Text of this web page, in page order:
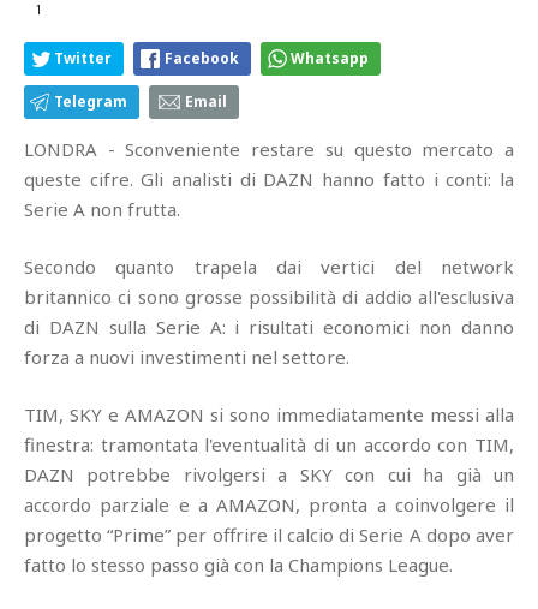
1
Twitter Facebook Whatsapp
Telegram Email
LONDRA - Sconveniente restare su questo mercato a
queste cifre. Gli analisti di DAZN hanno fatto i conti: la
Serie A non frutta.
Secondo quanto trapela dai vertici del network
britannico ci sono grosse possibilità di addio all'esclusiva
di DAZN sulla Serie A: i risultati economici non danno
forza a nuovi investimenti nel settore.
TIM, SKY e AMAZON si sono immediatamente messi alla
finestra: tramontata l'eventualità di un accordo con TIM,
DAZN potrebbe rivolgersi a SKY con cui ha già un
accordo parziale e a AMAZON, pronta a coinvolgere il
progetto “Prime” per offrire il calcio di Serie A dopo aver
fatto lo stesso passo già con la Champions League.